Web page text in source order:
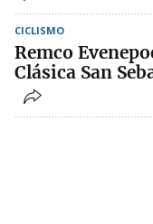
CICLISMO
Remco
Clásica San